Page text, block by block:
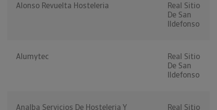
Alonso Revuelta Hosteleria
Real Sitio
De San
Ildefonso
Alumytec
Real Sitio
De San
Ildefonso
Analba Servicios De Hosteleria Y Real Sitio